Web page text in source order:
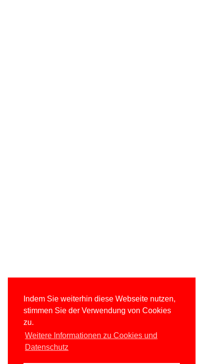
Indem Sie weiterhin diese Webseite nutzen,
stimmen Sie der Verwendung von Cookies
zu.
Weitere Informationen zu Cookies und
Datenschutz